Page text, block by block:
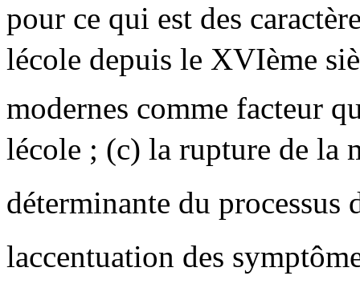
pour ce qui est des
lécole depuis le XVIème
modernes comme facteur
lécole ; (c) la rupture de
déterminante du processus
laccentuation des